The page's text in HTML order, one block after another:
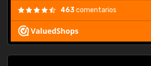
463comentarios